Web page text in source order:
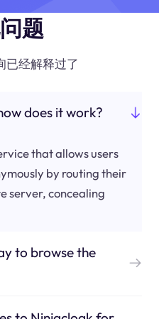
题
已经解释过了
does it work?
that allows users
by routing their
server, concealing
to browse the